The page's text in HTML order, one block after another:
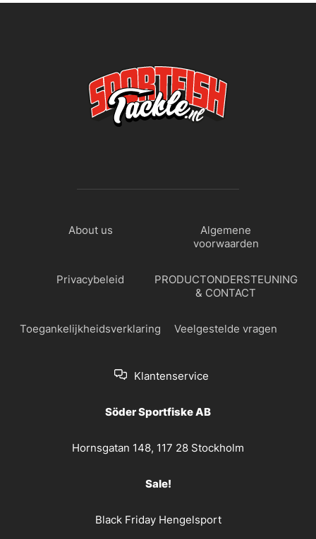
About us
Algemene
voorwaarden
Privacybeleid
PRODUCTONDERSTEUNING
& CONTACT
Toegankelijkheidsverklaring Veelgestelde vragen
Klantenservice
Söder Sportfiske AB
Hornsgatan 148, 117 28 Stockholm
Sale!
Black Friday Hengelsport